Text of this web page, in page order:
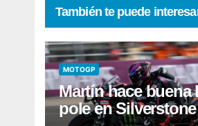
También te puede
MOTOGP
Martín hace buena
pole en